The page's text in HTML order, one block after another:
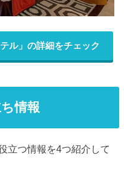
ル」の詳細をチェック
情報
立つ情報を4つ紹介して